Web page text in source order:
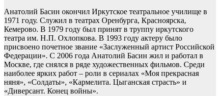
Анатолий Басин окончил Иркутское театральное училище в
1971 году. Служил в театрах Оренбурга, Красноярска,
Кемерово. В 1979 году был принят в труппу иркутского
театра им. Н.П. Охлопкова. В 1993 году актеру было
присвоено почетное звание «Заслуженный артист Российской
Федерации». С 2006 года Анатолий Басин жил и работал в
Москве, где снялся в ряде художественных фильмов. Среди
наиболее ярких работ – роли в сериалах «Моя прекрасная
няня», «Солдаты», «Кармелита. Цыганская страсть» и
«Диверсант. Конец войны».